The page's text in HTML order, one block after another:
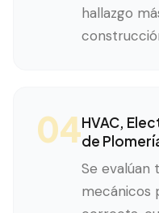
hallazgo
04HVAC,
de
Se evalúan
mecánicos